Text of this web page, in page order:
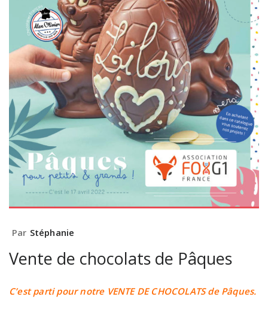
Par Stéphanie
Vente de chocolats de Pâques
C’est parti pour notre VENTE DE CHOCOLATS de Pâques.